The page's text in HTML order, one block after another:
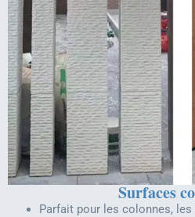
Surfaces
Parfait pour les colonnes,